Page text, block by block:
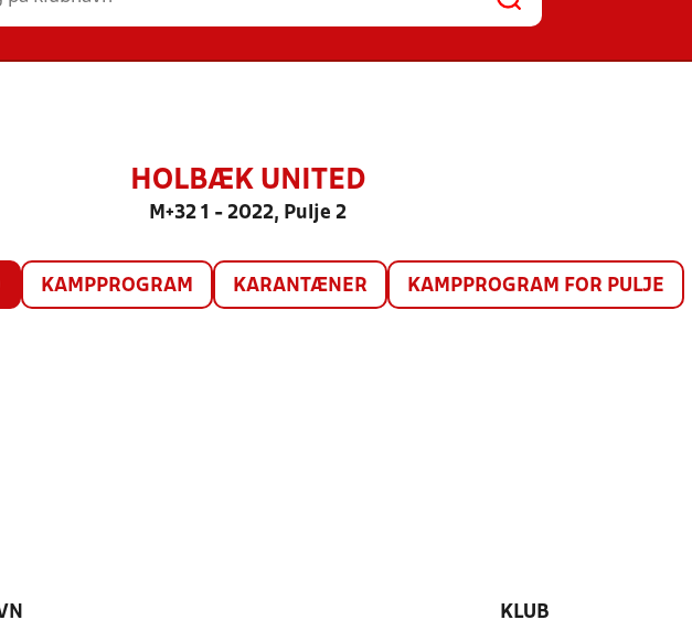
HOLBÆK UNITED
M+32 1 - 2022, Pulje 2
KAMPPROGRAM KARANTÆNER KAMPPROGRAM FOR PULJE
KLUB